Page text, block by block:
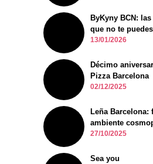
ByKyny BCN:
que no te
13/01/2026
Décimo
Pizza Barcelona
02/12/2025
Leña Barcelona:
ambiente
27/10/2025
Sea you